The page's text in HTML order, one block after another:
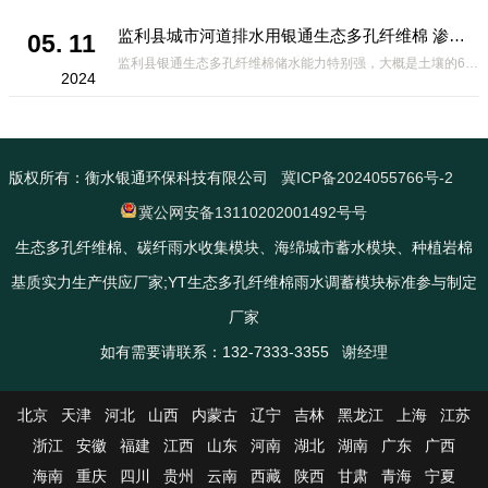
05. 11
2024
监利县城市河道排水用银通生态多孔纤维棉 渗透性好重量轻
监利县银通生态多孔纤维棉储水能力特别强，大概是土壤的6倍，所以在下暴雨或者是严重的雨雪天气时，能将降水量很好的吸收掉，到了天气晴朗之后又会将这些水分蒸发到空气中。这种材料在绿化环保上能起到很大的作用，能够大
版权所有：衡水银通环保科技有限公司
冀ICP备2024055766号-2
冀公网安备13110202001492号号
生态多孔纤维棉、碳纤雨水收集模块、海绵城市蓄水模块、种植岩棉
基质实力生产供应厂家;YT生态多孔纤维棉雨水调蓄模块标准参与制定
厂家
如有需要请联系：132-7333-3355 谢经理
北京 天津 河北 山西 内蒙古 辽宁 吉林 黑龙江 上海
江苏
浙江
安徽 福建 江西 山东 河南 湖北 湖南 广东
广西
海南
重庆 四川 贵州 云南 西藏 陕西 甘肃 青海 宁夏